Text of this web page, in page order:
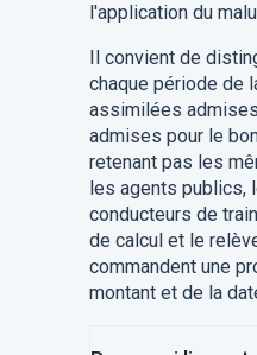
l'application du
Il convient de
chaque période de
assimilées
admises pour le
retenant pas les
les agents publics,
conducteurs de
de calcul et le
commandent une
montant et de la